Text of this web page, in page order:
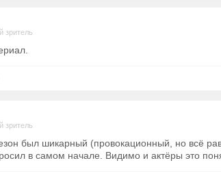
зритель
зритель
был шикарный (провокационный, но всё
в самом начале. Видимо и актёры это